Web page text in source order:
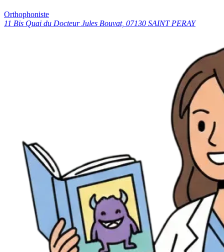
Orthophoniste
11 Bis Quai du Docteur Jules Bouvat, 07130 SAINT PERAY